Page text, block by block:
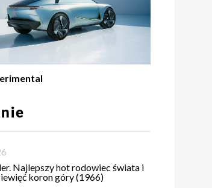
Najlepszy hot rodowiec świata i
koron góry (1966)